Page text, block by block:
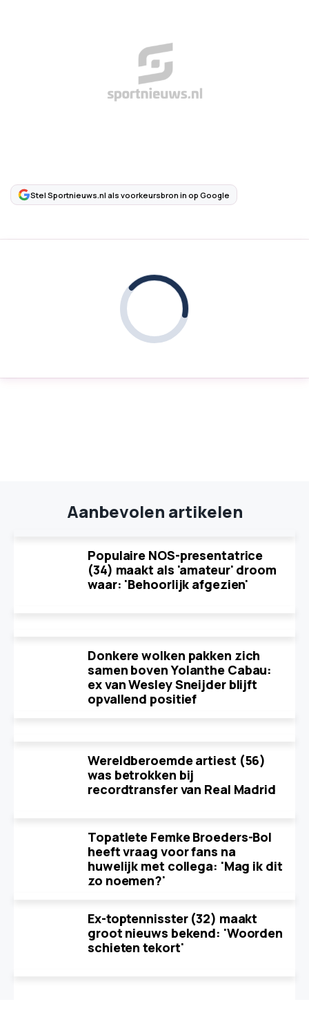
Stel Sportnieuws.nl als voorkeursbron in op Google
Aanbevolen artikelen
Populaire NOS-presentatrice
(34) maakt als 'amateur' droom
waar: 'Behoorlijk afgezien'
Donkere wolken pakken zich
samen boven Yolanthe Cabau:
ex van Wesley Sneijder blijft
opvallend positief
Wereldberoemde artiest (56)
was betrokken bij
recordtransfer van Real Madrid
Topatlete Femke Broeders-Bol
heeft vraag voor fans na
huwelijk met collega: 'Mag ik dit
zo noemen?'
Ex-toptennisster (32) maakt
groot nieuws bekend: 'Woorden
schieten tekort'